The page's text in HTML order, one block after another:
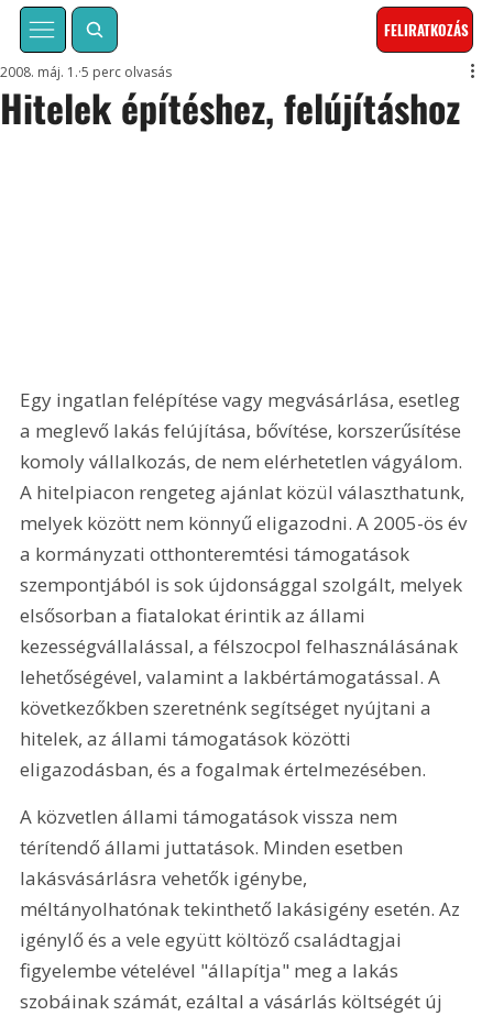
FELIRATKOZÁS
Hitelek építéshez, felújításhoz
2008. máj. 1. 5 perc olvasás
Egy ingatlan felépítése vagy megvásárlása, esetleg
a meglevő lakás felújítása, bővítése, korszerűsítése
komoly vállalkozás, de nem elérhetetlen vágyálom.
A hitelpiacon rengeteg ajánlat közül választhatunk,
melyek között nem könnyű eligazodni. A 2005-ös év
a kormányzati otthonteremtési támogatások
szempontjából is sok újdonsággal szolgált, melyek
elsősorban a fiatalokat érintik az állami
kezességvállalással, a félszocpol felhasználásának
lehetőségével, valamint a lakbértámogatással. A
következőkben szeretnénk segítséget nyújtani a
hitelek, az állami támogatások közötti
eligazodásban, és a fogalmak értelmezésében.
A közvetlen állami támogatások vissza nem
térítendő állami juttatások. Minden esetben
lakásvásárlásra vehetők igénybe,
méltányolhatónak tekinthető lakásigény esetén. Az
igénylő és a vele együtt költöző családtagjai
figyelembe vételével "állapítja" meg a lakás
szobáinak számát, ezáltal a vásárlás költségét új